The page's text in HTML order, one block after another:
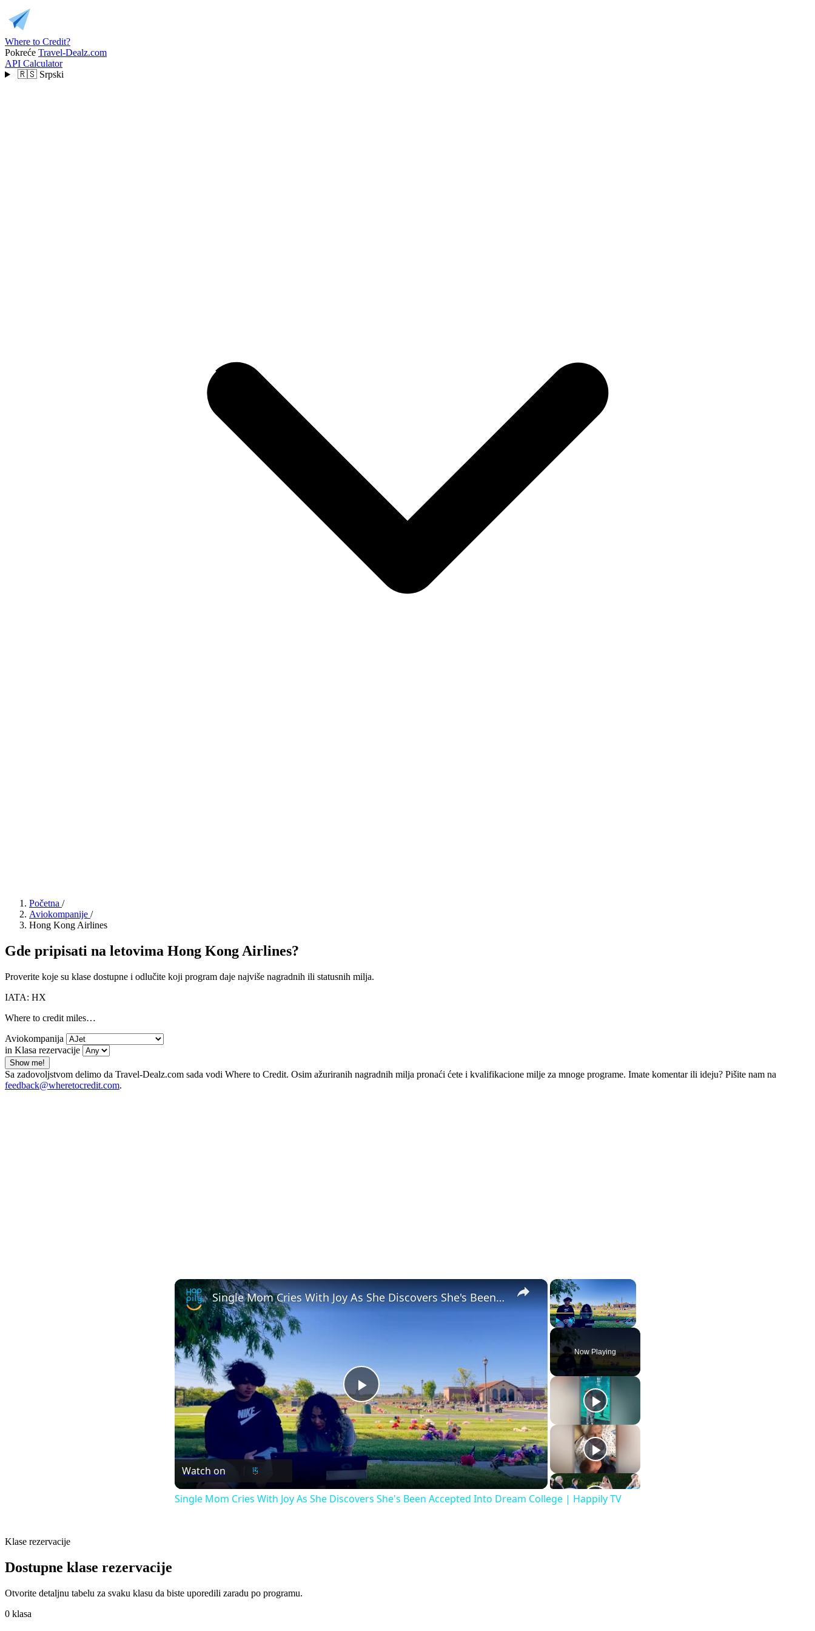
Where to Credit?
Pokreće Travel-Dealz.com
API Calculator
🇷🇸 Srpski
Početna /
Aviokompanije /
Hong Kong Airlines
Gde pripisati na letovima Hong Kong Airlines?
Proverite koje su klase dostupne i odlučite koji program daje najviše nagradnih ili statusnih milja.
IATA: HX
Where to credit miles…
Aviokompanija
in Klasa rezervacije
Show me!
Sa zadovoljstvom delimo da Travel-Dealz.com sada vodi Where to Credit. Osim ažuriranih nagradnih milja pronaći ćete i kvalifikacione milje za mnoge programe. Imate komentar ili ideju? Pišite nam na
feedback@wheretocredit.com.
×
Unmute Fullscreen
Now Playing
×
Play
Video
Single Mom Cries With Joy As She Discovers She's Been Accepted Into Dream College | Happily TV
Watch on
Single Mom Cries With Joy As She Discovers She's Been Accepted Into Dream College | Happily TV
Klase rezervacije
Dostupne klase rezervacije
Otvorite detaljnu tabelu za svaku klasu da biste uporedili zaradu po programu.
0 klasa